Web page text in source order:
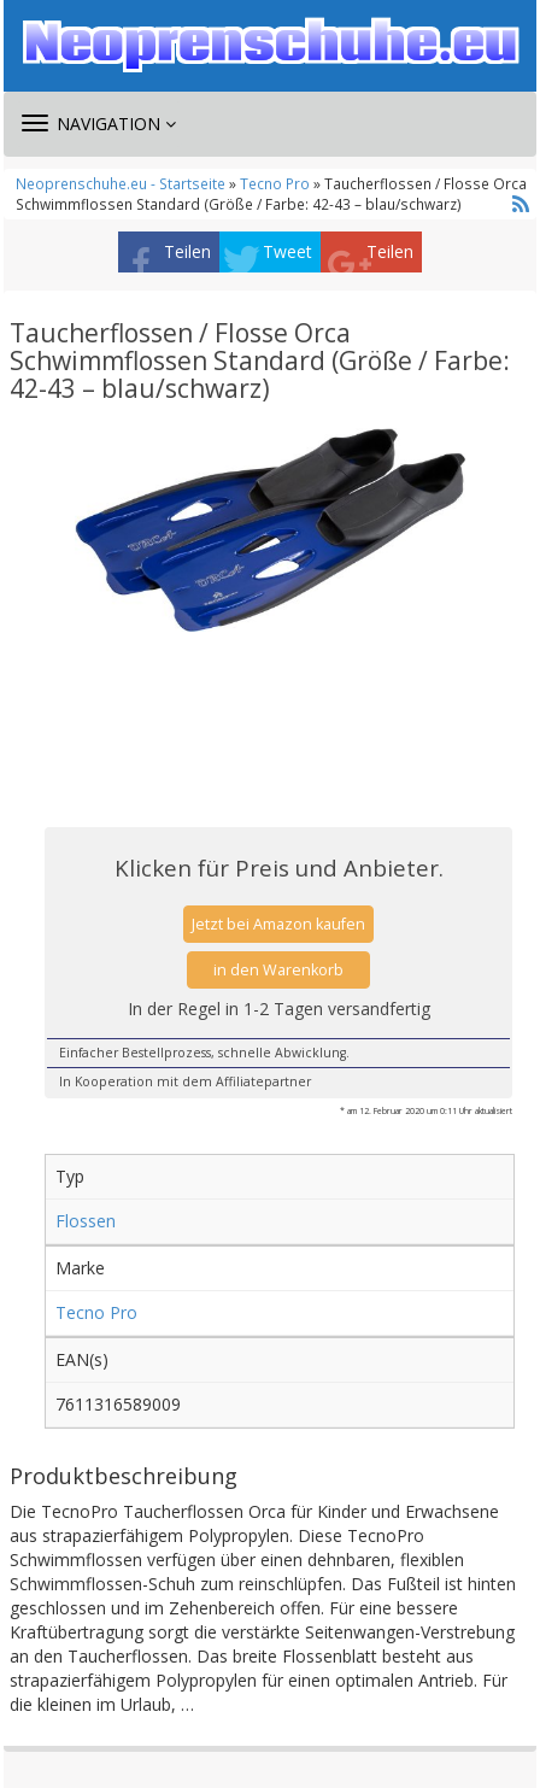
TOGGLE
NAVIGATION
Neoprenschuhe.eu - Startseite »Tecno Pro » Taucherflossen / Flosse Orca
Schwimmflossen Standard (Größe / Farbe: 42-43 – blau/schwarz)
Teilen Tweet Teilen
Taucherflossen / Flosse Orca
Schwimmflossen Standard (Größe / Farbe:
42-43 – blau/schwarz)
Klicken für Preis und Anbieter.
Jetzt bei Amazon kaufen
in den Warenkorb
In der Regel in 1-2 Tagen versandfertig
Einfacher Bestellprozess, schnelle Abwicklung.
In Kooperation mit dem Affiliatepartner
* am 12. Februar 2020 um 0:11 Uhr aktualisiert
Typ
Flossen
Marke
Tecno Pro
EAN(s)
7611316589009
Produktbeschreibung
Die TecnoPro Taucherflossen Orca für Kinder und Erwachsene
aus strapazierfähigem Polypropylen. Diese TecnoPro
Schwimmflossen verfügen über einen dehnbaren, flexiblen
Schwimmflossen-Schuh zum reinschlüpfen. Das Fußteil ist hinten
geschlossen und im Zehenbereich offen. Für eine bessere
Kraftübertragung sorgt die verstärkte Seitenwangen-Verstrebung
an den Taucherflossen. Das breite Flossenblatt besteht aus
strapazierfähigem Polypropylen für einen optimalen Antrieb. Für
die kleinen im Urlaub, …